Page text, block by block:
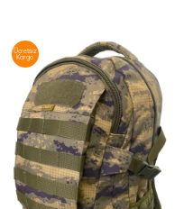
Ücretsiz
Kargo